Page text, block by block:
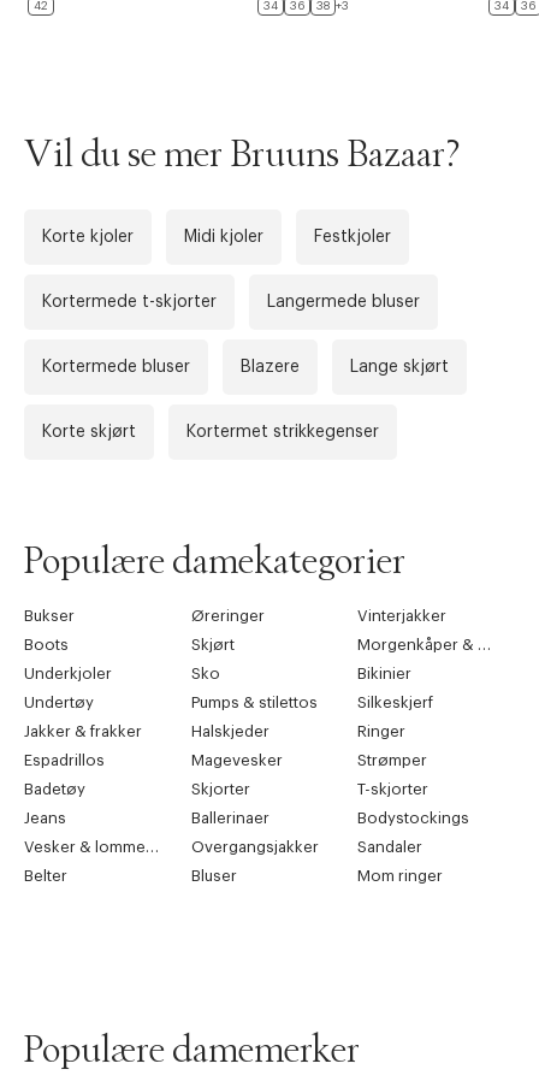
42 34 36 38 +3 34 36
Vil du se mer Bruuns Bazaar?
Korte kjoler Midi kjoler Festkjoler
Kortermede t-skjorter Langermede bluser
Kortermede bluser Blazere Lange skjørt
Korte skjørt Kortermet strikkegenser
Populære damekategorier
Bukser Øreringer
Vinterjakker
Boots
Skjørt
Morgenkåper & kimonoer
Underkjoler
Sko
Bikinier
Undertøy
Pumps & stilettos
Silkeskjerf
Jakker & frakker
Halskjeder
Ringer
Espadrillos
Magevesker
Strømper
Badetøy
Skjorter
T-skjorter
Jeans
Ballerinaer
Bodystockings
Vesker & lommebøker
Overgangsjakker
Sandaler
Belter
Bluser Mom ringer
Populære damemerker